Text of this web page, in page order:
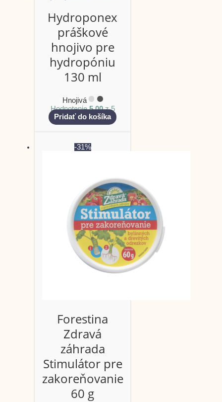
Hydroponex
práškové
hnojivo pre
hydropóniu
130 ml
Hnojivá
Hodnotenie5.00z 5
Pridať do košíka
-31%
Forestina
Zdravá
záhrada
Stimulátor pre
zakoreňovanie
60 g